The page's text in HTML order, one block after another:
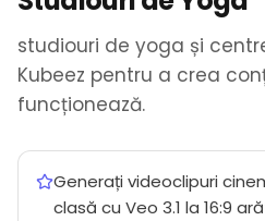
studiouri de yoga și
Kubeez pentru a crea
funcționează.
Generați videoclipuri
clasă cu Veo 3.1 la 16:9